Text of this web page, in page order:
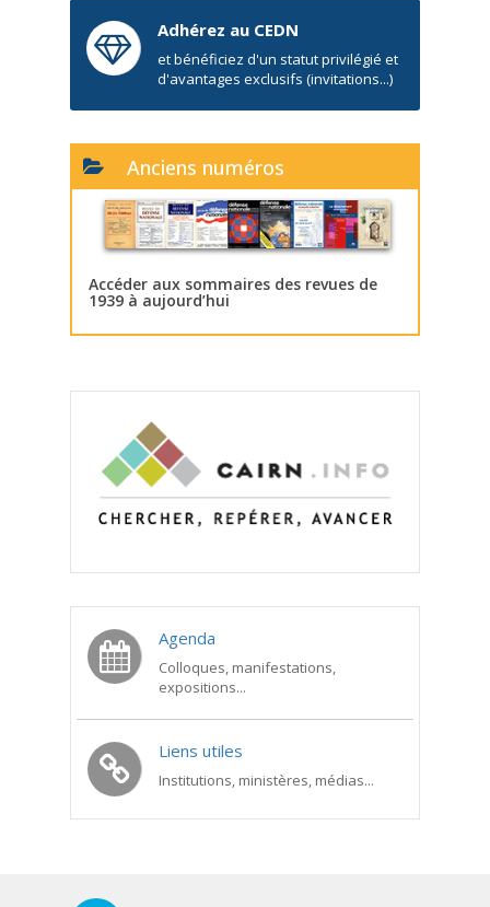
Adhérez au CEDN
et bénéficiez d'un statut privilégié et
d'avantages exclusifs (invitations...)
Anciens numéros
Accéder aux sommaires des revues de
1939 à aujourd’hui
Agenda
Colloques, manifestations,
expositions...
Liens utiles
Institutions, ministères, médias...